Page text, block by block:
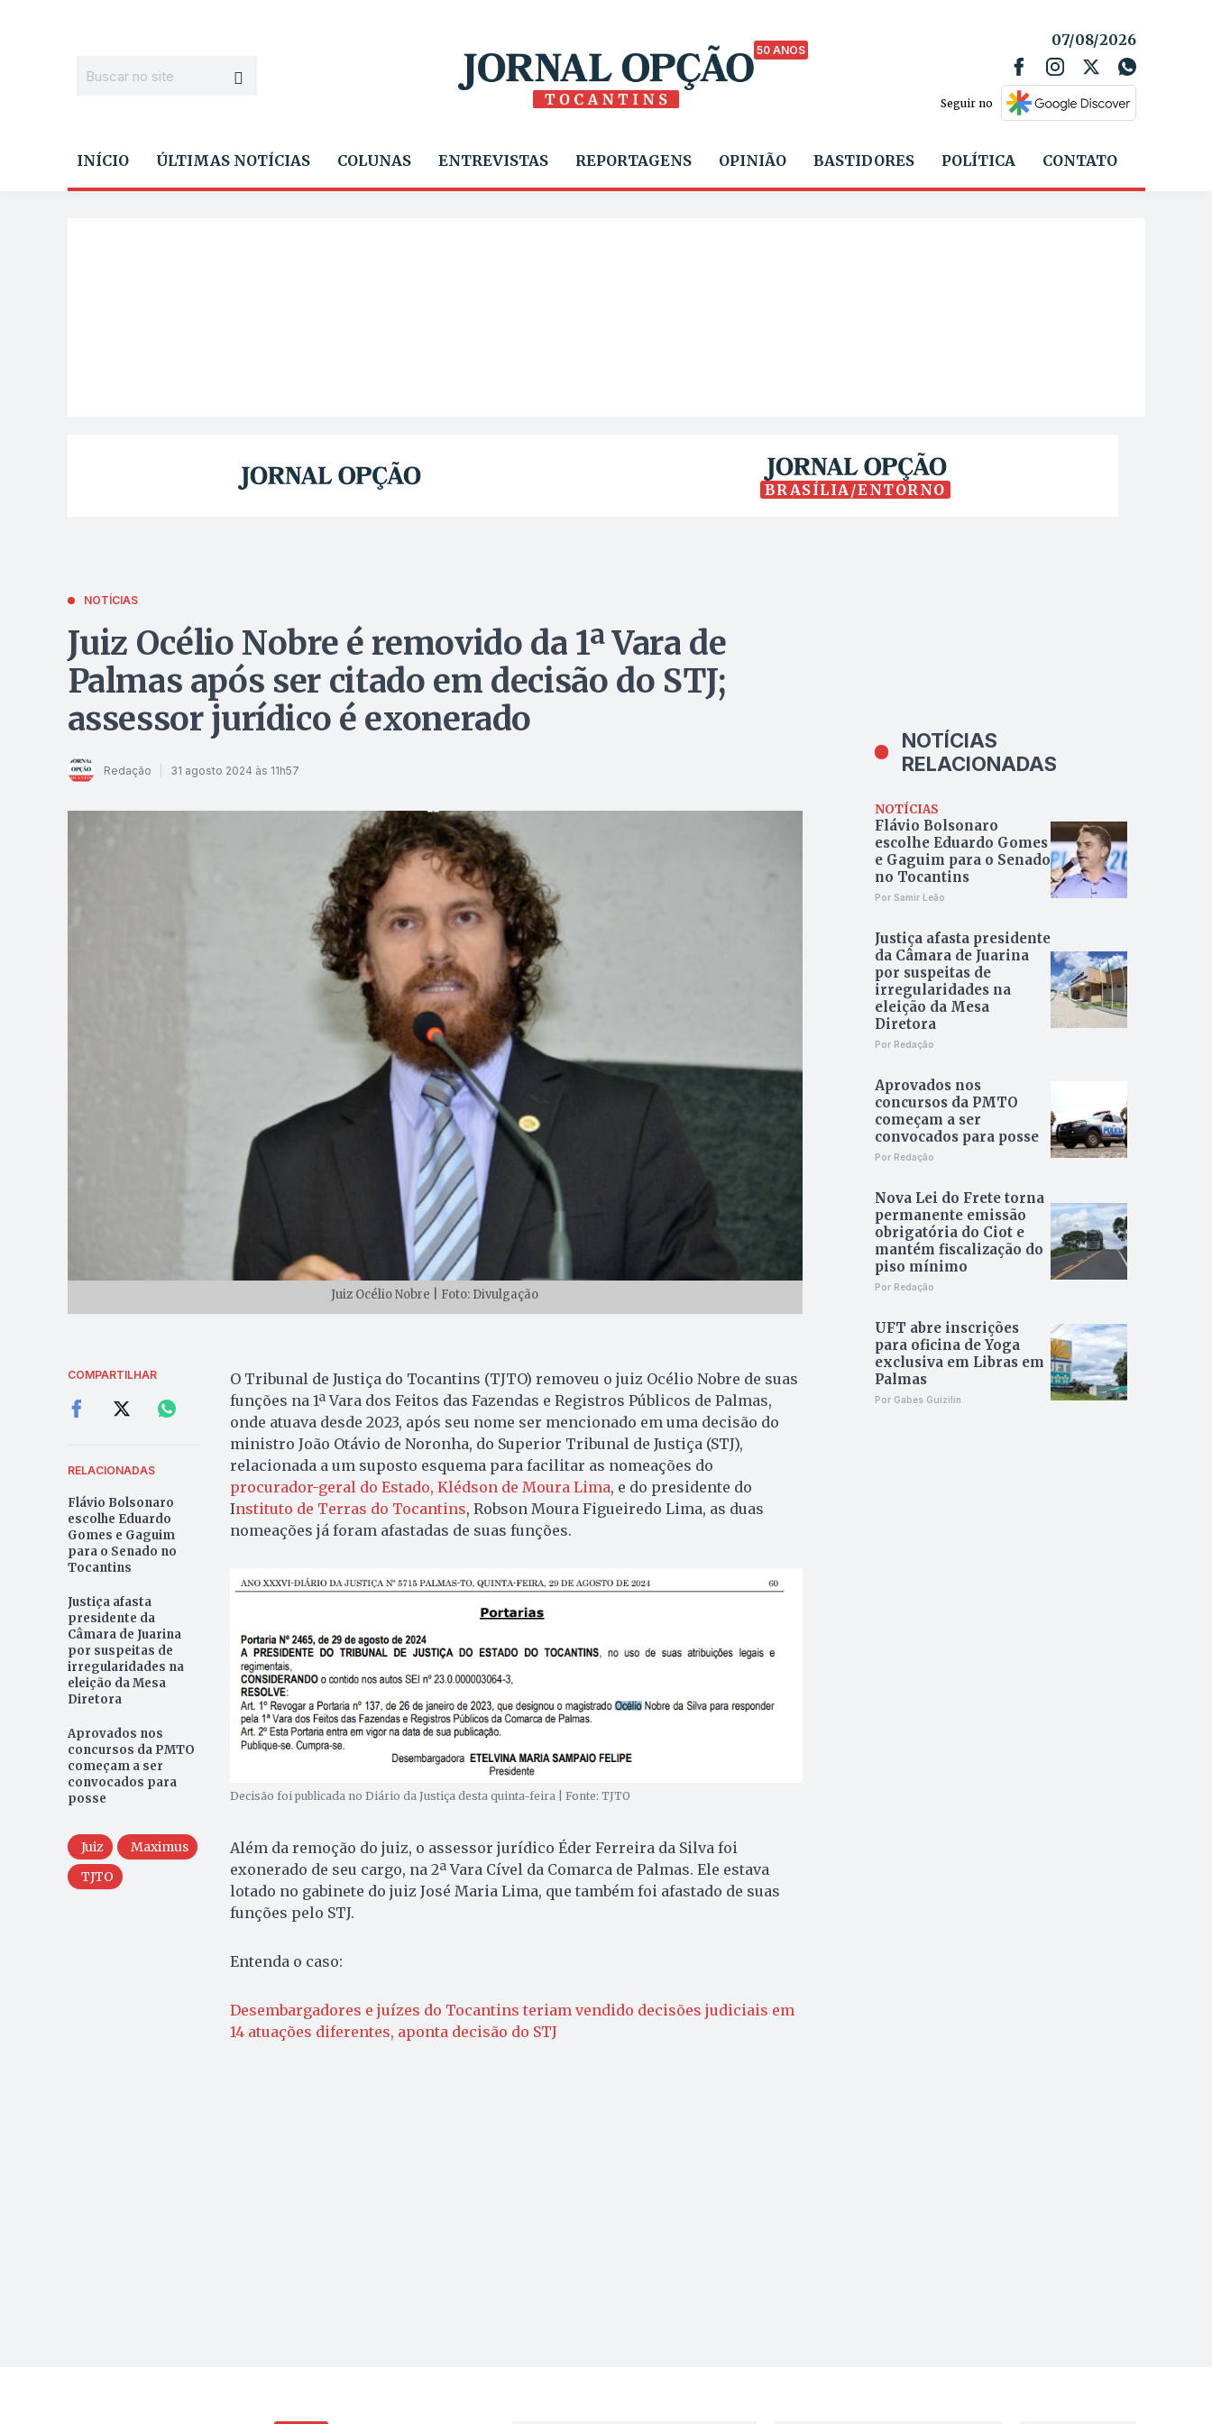
50 ANOS
07/08/2026
Seguir no
INÍCIO ÚLTIMAS NOTÍCIAS COLUNAS ENTREVISTAS REPORTAGENS OPINIÃO BASTIDORES POLÍTICA CONTATO
BRASÍLIA/ENTORNO
NOTÍCIAS
Juiz Océlio Nobre é removido da 1ª Vara de
Palmas após ser citado em decisão do STJ;
assessor jurídico é exonerado
Redação 31 agosto 2024 às 11h57
Juiz Océlio Nobre | Foto: Divulgação
COMPARTILHAR
RELACIONADAS
Flávio Bolsonaro
escolhe Eduardo
Gomes e Gaguim
para o Senado no
Tocantins
Justiça afasta
presidente da
Câmara de Juarina
por suspeitas de
irregularidades na
eleição da Mesa
Diretora
Aprovados nos
concursos da PMTO
começam a ser
convocados para
posse
Juiz
Maximus
TJTO
O Tribunal de Justiça do Tocantins (TJTO) removeu o juiz Océlio Nobre de suas
funções na 1ª Vara dos Feitos das Fazendas e Registros Públicos de Palmas,
onde atuava desde 2023, após seu nome ser mencionado em uma decisão do
ministro João Otávio de Noronha, do Superior Tribunal de Justiça (STJ),
relacionada a um suposto esquema para facilitar as nomeações do
procurador-geral do Estado, Klédson de Moura Lima, e do presidente do
Instituto de Terras do Tocantins, Robson Moura Figueiredo Lima, as duas
nomeações já foram afastadas de suas funções.
Decisão foi publicada no Diário da Justiça desta quinta-feira | Fonte: TJTO
Além da remoção do juiz, o assessor jurídico Éder Ferreira da Silva foi
exonerado de seu cargo, na 2ª Vara Cível da Comarca de Palmas. Ele estava
lotado no gabinete do juiz José Maria Lima, que também foi afastado de suas
funções pelo STJ.
Entenda o caso:
Desembargadores e juízes do Tocantins teriam vendido decisões judiciais em
14 atuações diferentes, aponta decisão do STJ
NOTÍCIAS
RELACIONADAS
NOTÍCIAS
Flávio Bolsonaro
escolhe Eduardo Gomes
e Gaguim para o Senado
no Tocantins
Por Samir Leão
Justiça afasta presidente
da Câmara de Juarina
por suspeitas de
irregularidades na
eleição da Mesa
Diretora
Por Redação
Aprovados nos
concursos da PMTO
começam a ser
convocados para posse
Por Redação
Nova Lei do Frete torna
permanente emissão
obrigatória do Ciot e
mantém fiscalização do
piso mínimo
Por Redação
UFT abre inscrições
para oficina de Yoga
exclusiva em Libras em
Palmas
Por Gabes Guizilin